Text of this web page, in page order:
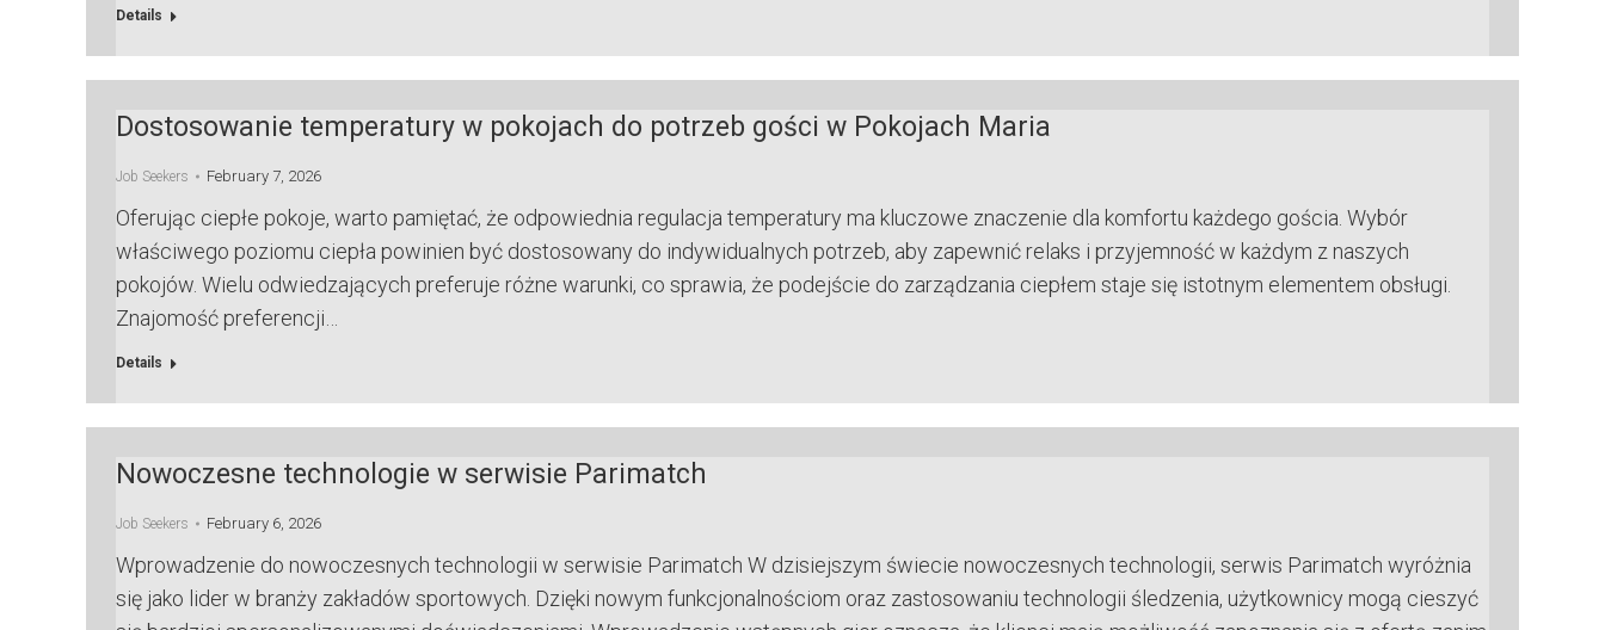
Details
Dostosowanie temperatury w pokojach do potrzeb gości w Pokojach Maria
Job Seekers February 7, 2026
Oferując ciepłe pokoje, warto pamiętać, że odpowiednia regulacja temperatury ma kluczowe znaczenie dla komfortu każdego gościa. Wybór
właściwego poziomu ciepła powinien być dostosowany do indywidualnych potrzeb, aby zapewnić relaks i przyjemność w każdym z naszych
pokojów. Wielu odwiedzających preferuje różne warunki, co sprawia, że podejście do zarządzania ciepłem staje się istotnym elementem obsługi.
Znajomość preferencji…
Details
Nowoczesne technologie w serwisie Parimatch
Job Seekers February 6, 2026
Wprowadzenie do nowoczesnych technologii w serwisie Parimatch W dzisiejszym świecie nowoczesnych technologii, serwis Parimatch wyróżnia
się jako lider w branży zakładów sportowych. Dzięki nowym funkcjonalnościom oraz zastosowaniu technologii śledzenia, użytkownicy mogą cieszyć